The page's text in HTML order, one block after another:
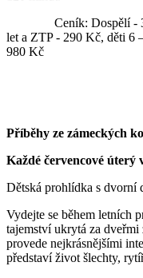
Ceník: Dospělí - 390
let a ZTP - 290 Kč, děti 6
980 Kč
Příběhy ze zámeckých
Každé červencové úterý
Dětská prohlídka s dvorní
Vydejte se během letních
tajemství ukrytá za
provede nejkrásnějšími
představí život šlechty,